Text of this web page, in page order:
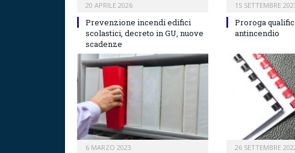
20 APRILE 2026
Prevenzione incendi edifici
scolastici, decreto in GU, nuove
scadenze
15 SETTEMBRE
Proroga
antincendio
6 MARZO 2023 26 SETTEMBRE